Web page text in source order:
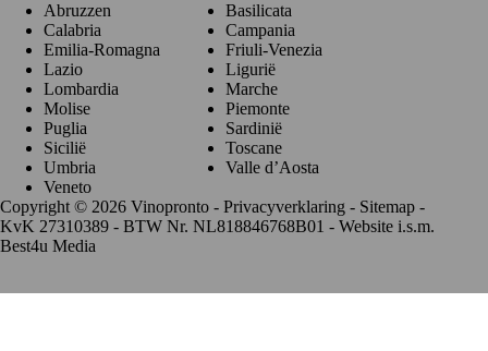
Abruzzen
Basilicata
Calabria
Campania
Emilia-Romagna
Friuli-Venezia
Lazio
Ligurië
Lombardia
Marche
Molise
Piemonte
Puglia
Sardinië
Sicilië
Toscane
Umbria
Valle d’Aosta
Veneto
Copyright © 2026 Vinopronto - Privacyverklaring - Sitemap -
KvK 27310389 - BTW Nr. NL818846768B01 - Website i.s.m.
Best4u Media